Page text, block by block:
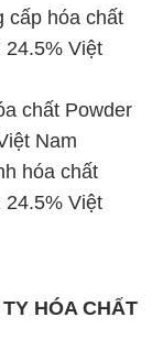
cấp hóa chất
24.5% Việt
chất Powder
Nam
hóa chất
24.5% Việt
HÓA CHẤT